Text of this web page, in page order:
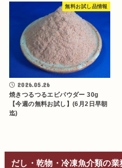
無料お試し品情報
2026.05.26
焼きつるつるエビパウダー 30g
【今週の無料お試し】(6月2日早朝
迄)
だし・乾物・冷凍魚介類の